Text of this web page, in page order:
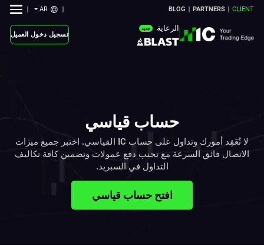
CLIENT
PARTNERS
BLOG
AR
الرعاية جديد
تسجيل دخول العميل
حساب قياسي
لا تُعَقِد أمورك ‏وتداول على حساب ‏IC‏ القياسي. اختبر ‏جميع ميزات
الاتصال فائق السرعة مع تجنب ‏دفع عمولات وتضمين كافة تكاليف
التداول في ‏السبريد.‏‎
افتح حساب قياسي